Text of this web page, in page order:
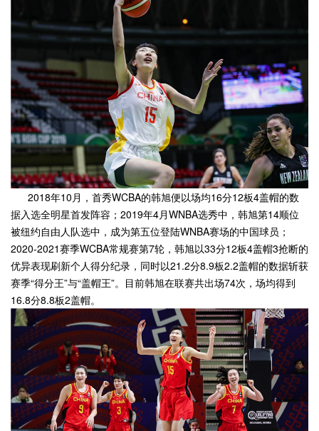
2018年10月，首秀WCBA的韩旭便以场均16分12板4盖帽的数
据入选全明星首发阵容；2019年4月WNBA选秀中，韩旭第14顺位
被纽约自由人队选中，成为第五位登陆WNBA赛场的中国球员；
2020-2021赛季WCBA常规赛第7轮，韩旭以33分12板4盖帽3抢断的
优异表现刷新个人得分纪录，同时以21.2分8.9板2.2盖帽的数据斩获
赛季“得分王”与“盖帽王”。目前韩旭在联赛共出场74次，场均得到
16.8分8.8板2盖帽。